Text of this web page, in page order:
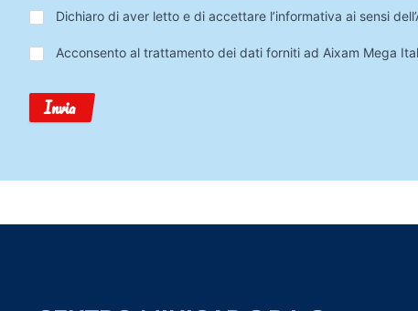
Privacy*
Dichiaro di aver letto e di accettare l’informativa ai sensi
Trattamento
Dati
Acconsento al trattamento dei dati forniti ad Aixam Mega
Invia